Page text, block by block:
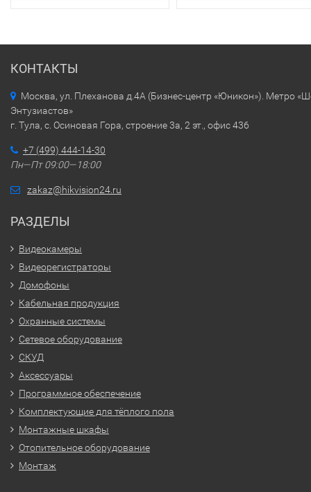
КОНТАКТЫ
Москва, ул. Плеханова д.4А (Бизнес-центр «Юникон»). Метро
Энтузиастов»
г. Тула, с. Осиновая Гора, строение 3а, 2 эт., офис 436
+7 (499) 444-14-30
Пн—Пт 09:00—18:00
zakaz@hikvision24.ru
РАЗДЕЛЫ
Видеокамеры
Видеорегистраторы
Домофоны
Кабельная продукция
Охранные системы
Сетевое оборудование
СКУД
Аксессуары
Программное обеспечение
Комплектующие для тёплого пола
Монтажные шкафы
Отопительное оборудование
Монтаж